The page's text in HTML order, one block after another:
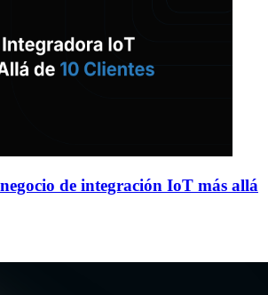
de integración IoT más allá